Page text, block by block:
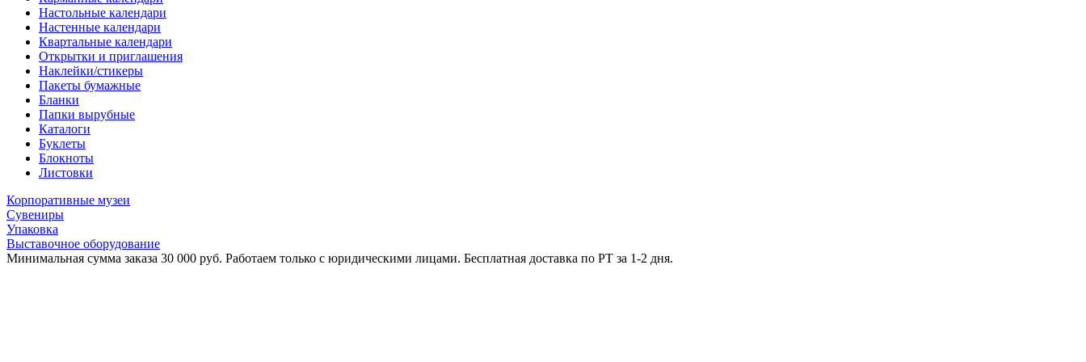
Настольные календари
Настенные календари
Квартальные календари
Открытки и приглашения
Наклейки/стикеры
Пакеты бумажные
Бланки
Папки вырубные
Каталоги
Буклеты
Блокноты
Листовки
Корпоративные музеи
Сувениры
Упаковка
Выставочное оборудование
Минимальная сумма заказа 30 000 руб. Работаем только с юридическими лицами. Бесплатная доставка по РТ за 1-2 дня.